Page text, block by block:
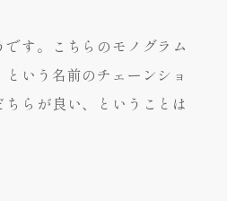
す。こちらのモノグラム
いう名前のチェーンショ
らが良い、ということは